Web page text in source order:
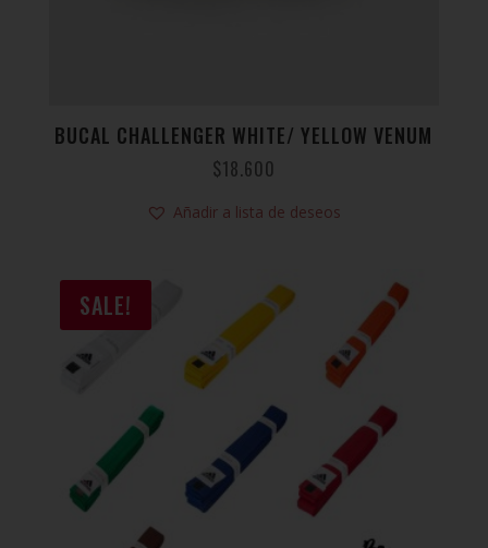
BUCAL CHALLENGER WHITE/ YELLOW VENUM
$18.600
Añadir a lista de deseos
SALE!